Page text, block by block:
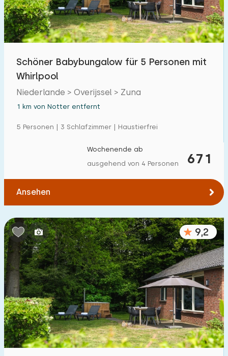
Schöner Babybungalow für 5 Personen mit
Whirlpool
Niederlande > Overijssel > Zuna
1 km von Notter entfernt
5 Personen | 3 Schlafzimmer | Haustierfrei
671
Wochenende ab
ausgehend von 4 Personen
Ansehen
9,2